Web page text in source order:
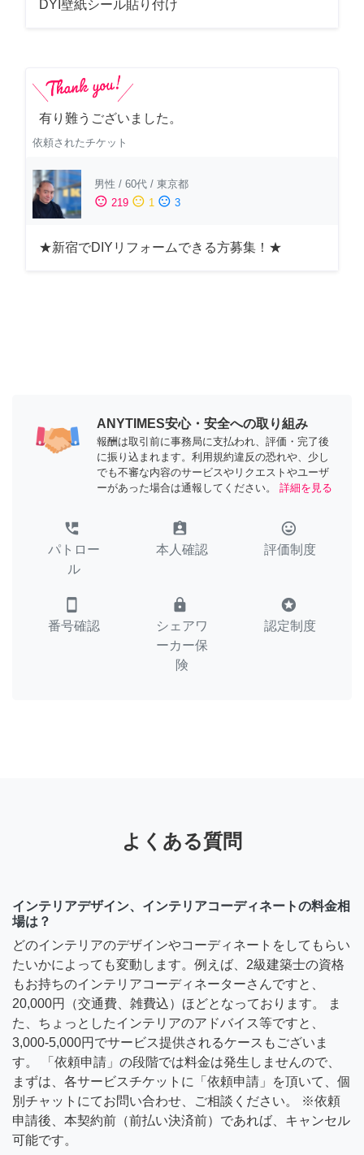
DYI壁紙シール貼り付け
有り難うございました。
依頼されたチケット
男性 / 60代 / 東京都
sentiment_satisfied 219 sentiment_neutral 1 sentiment_dissatisfied 3
★新宿でDIYリフォームできる方募集！★
ANYTIMES安心・安全への取り組み
報酬は取引前に事務局に支払われ、評価・完了後
に振り込まれます。利用規約違反の恐れや、少し
でも不審な内容のサービスやリクエストやユーザ
ーがあった場合は通報してください。
詳細を見る
perm_phone_msg
パトロー
ル
assignment_ind
本人確認
tag_faces
評価制度
smartphone
番号確認
lock
シェアワ
ーカー保
険
stars
認定制度
よくある質問
インテリアデザイン、インテリアコーディネートの料金相
場は？
どのインテリアのデザインやコーディネートをしてもらい
たいかによっても変動します。例えば、2級建築士の資格
もお持ちのインテリアコーディネーターさんですと、
20,000円（交通費、雑費込）ほどとなっております。 ま
た、ちょっとしたインテリアのアドバイス等ですと、
3,000-5,000円でサービス提供されるケースもございま
す。 「依頼申請」の段階では料金は発生しませんので、
まずは、各サービスチケットに「依頼申請」を頂いて、個
別チャットにてお問い合わせ、ご相談ください。 ※依頼
申請後、本契約前（前払い決済前）であれば、キャンセル
可能です。